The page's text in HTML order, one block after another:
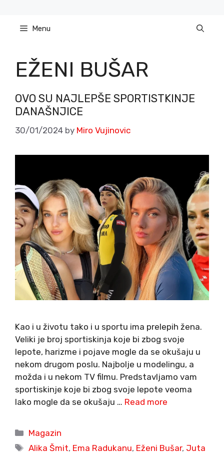
content Menu
EŽENI BUŠAR
OVO SU NAJLEPŠE SPORTISTKINJE
DANAŠNJICE
30/01/2024 by Miro Vujinovic
Kao i u životu tako i u sportu ima prelepih žena.
Veliki je broj sportiskinja koje bi zbog svoje
lepote, harizme i pojave mogle da se okušaju u
nekom drugom poslu. Najbolje u modelingu, a
možda i u nekom TV filmu. Predstavljamo vam
sportiskinje koje bi zbog svoje lepote veoma
lako mogle da se okušaju … Read more
Categories
Magazin
Tags
Alika Šmit, Ema Radukanu, Eženi Bušar, Juta